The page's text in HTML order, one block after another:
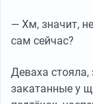
— Хм, значит,
сам сейчас?
Деваха
закатанные у